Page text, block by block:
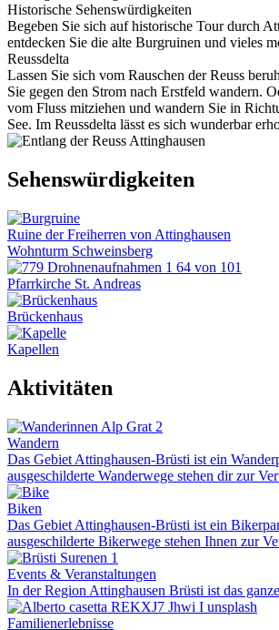
Historische Sehenswürdigkeiten
Begeben Sie sich auf historische Tour durch
entdecken Sie die alte Burgruinen und vieles
Reussdelta
Lassen Sie sich vom Rauschen der Reuss
Sie gegen den Strom nach Erstfeld wandern.
vom Fluss mitziehen und wandern Sie in
See. Im Reussdelta lässt es sich wunderbar
Sehenswürdigkeiten
Ruine der Freiherren von Attinghausen
Wohnturm Schweinsberg
Pfarrkirche St. Andreas
Brückenhaus
Kapellen
Aktivitäten
Wandern
Das Gebiet Attinghausen-Brüsti ist ein
ausgeschilderte Wanderwege stehen dir zur
Biken
Das Gebiet Attinghausen-Brüsti ist ein
ausgeschilderte Bikerwege stehen Ihnen zur
Events & Veranstaltungen
In der Region Attinghausen Brüsti ist das
Familienerlebnisse